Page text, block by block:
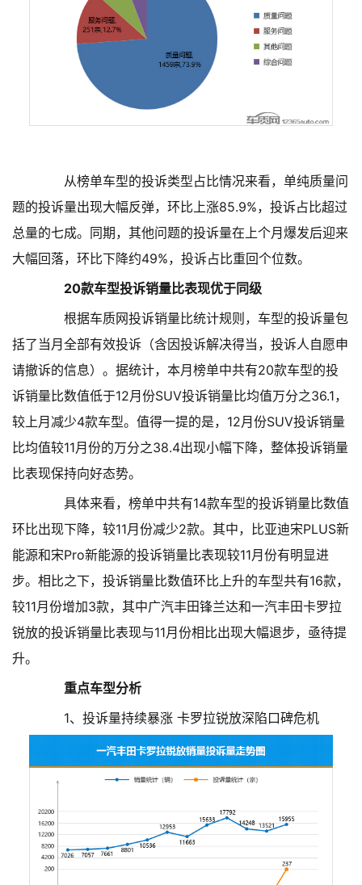
从榜单车型的投诉类型占比情况来看，单纯质量问
题的投诉量出现大幅反弹，环比上涨85.9%，投诉占比超过
总量的七成。同期，其他问题的投诉量在上个月爆发后迎来
大幅回落，环比下降约49%，投诉占比重回个位数。
20款车型投诉销量比表现优于同级
根据车质网投诉销量比统计规则，车型的投诉量包
括了当月全部有效投诉（含因投诉解决得当，投诉人自愿申
请撤诉的信息）。据统计，本月榜单中共有20款车型的投
诉销量比数值低于12月份SUV投诉销量比均值万分之36.1，
较上月减少4款车型。值得一提的是，12月份SUV投诉销量
比均值较11月份的万分之38.4出现小幅下降，整体投诉销量
比表现保持向好态势。
具体来看，榜单中共有14款车型的投诉销量比数值
环比出现下降，较11月份减少2款。其中，比亚迪宋PLUS新
能源和宋Pro新能源的投诉销量比表现较11月份有明显进
步。相比之下，投诉销量比数值环比上升的车型共有16款，
较11月份增加3款，其中广汽丰田锋兰达和一汽丰田卡罗拉
锐放的投诉销量比表现与11月份相比出现大幅退步，亟待提
升。
重点车型分析
1、投诉量持续暴涨 卡罗拉锐放深陷口碑危机